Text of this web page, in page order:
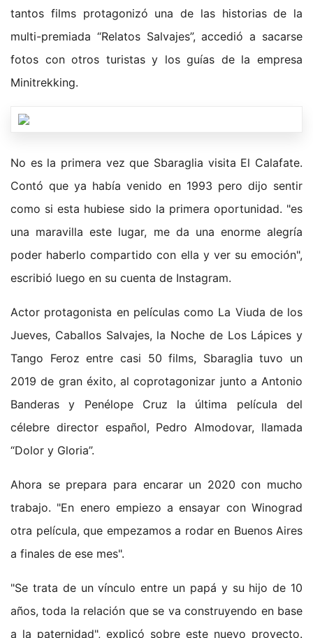
tantos films protagonizó una de las historias de la
multi-premiada “Relatos Salvajes”, accedió a sacarse
fotos con otros turistas y los guías de la empresa
Minitrekking.
No es la primera vez que Sbaraglia visita El Calafate.
Contó que ya había venido en 1993 pero dijo sentir
como si esta hubiese sido la primera oportunidad. "es
una maravilla este lugar, me da una enorme alegría
poder haberlo compartido con ella y ver su emoción",
escribió luego en su cuenta de Instagram.
Actor protagonista en películas como La Viuda de los
Jueves, Caballos Salvajes, la Noche de Los Lápices y
Tango Feroz entre casi 50 films, Sbaraglia tuvo un
2019 de gran éxito, al coprotagonizar junto a Antonio
Banderas y Penélope Cruz la última película del
célebre director español, Pedro Almodovar, llamada
“Dolor y Gloria”.
Ahora se prepara para encarar un 2020 con mucho
trabajo. "En enero empiezo a ensayar con Winograd
otra película, que empezamos a rodar en Buenos Aires
a finales de ese mes".
"Se trata de un vínculo entre un papá y su hijo de 10
años, toda la relación que se va construyendo en base
a la paternidad", explicó sobre este nuevo proyecto.